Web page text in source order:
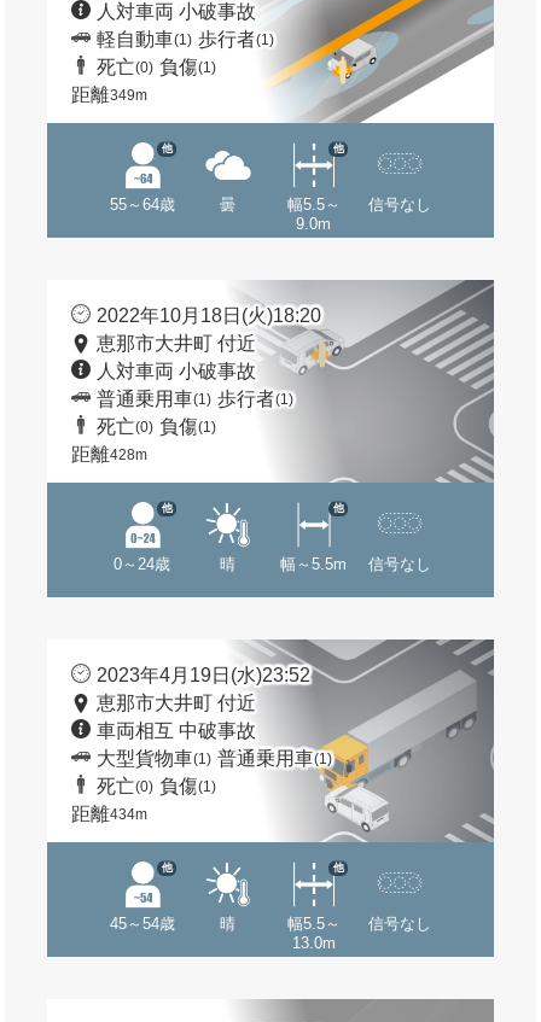
人対車両 小破事故
軽自動車(1) 歩行者(1)
死亡(0) 負傷(1)
距離349m
55～64歳
他
曇
幅5.5～
9.0m
他
信号なし
2022年10月18日(火)18:20
恵那市大井町 付近
人対車両 小破事故
普通乗用車(1) 歩行者(1)
死亡(0) 負傷(1)
距離428m
0～24歳
他
晴 幅～5.5m
他
信号なし
2023年4月19日(水)23:52
恵那市大井町 付近
車両相互 中破事故
大型貨物車(1) 普通乗用車(1)
死亡(0) 負傷(1)
距離434m
45～54歳
他
晴
幅5.5～
13.0m
他
信号なし